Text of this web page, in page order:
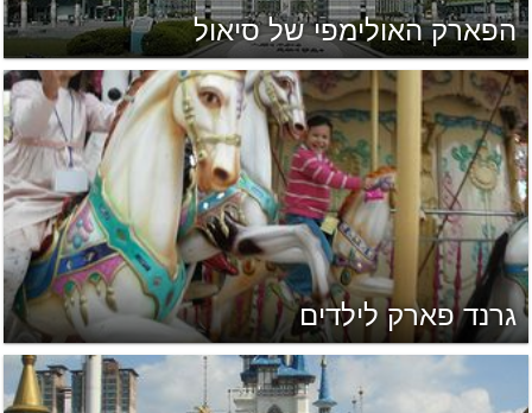
הפארק האולימפי של סיאול
גרנד פארק לילדים